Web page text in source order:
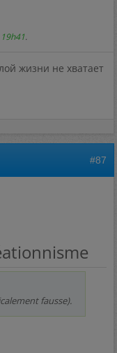
19h41.
жизни не хватает
#87
fausse).